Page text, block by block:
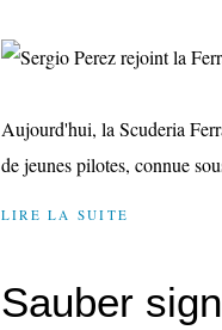
Aujourd'hui, la Scuderia
de jeunes pilotes, connue
LIRE LA SUITE
Sauber